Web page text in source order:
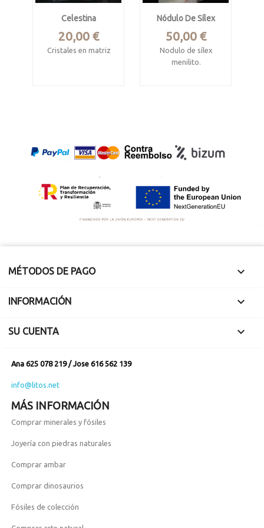
Celestina
Precio
20,00 €
Cristales en matriz
Nódulo De Sílex
Precio
50,00 €
Nodulo de sílex
menilito.
MÉTODOS DE PAGO 
INFORMACIÓN 
SU CUENTA 
Ana 625 078 219 / Jose 616 562 139
info@litos.net
MÁS INFORMACIÓN
Comprar minerales y fósiles
Joyería con piedras naturales
Comprar ambar
Comprar dinosaurios
Fósiles de colección